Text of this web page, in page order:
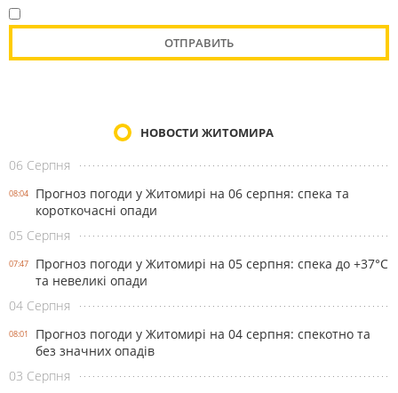
НОВОСТИ ЖИТОМИРА
06 Серпня
08:04
Прогноз погоди у Житомирі на 06 серпня: спека та
короткочасні опади
05 Серпня
07:47
Прогноз погоди у Житомирі на 05 серпня: спека до +37°С
та невеликі опади
04 Серпня
08:01
Прогноз погоди у Житомирі на 04 серпня: спекотно та
без значних опадів
03 Серпня